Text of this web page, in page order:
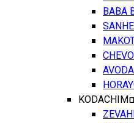
BABA
KODACHIM